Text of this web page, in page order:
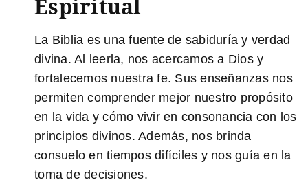
Espiritual
La Biblia es una fuente de sabiduría y verdad
divina. Al leerla, nos acercamos a Dios y
fortalecemos nuestra fe. Sus enseñanzas nos
permiten comprender mejor nuestro propósito
en la vida y cómo vivir en consonancia con los
principios divinos. Además, nos brinda
consuelo en tiempos difíciles y nos guía en la
toma de decisiones.